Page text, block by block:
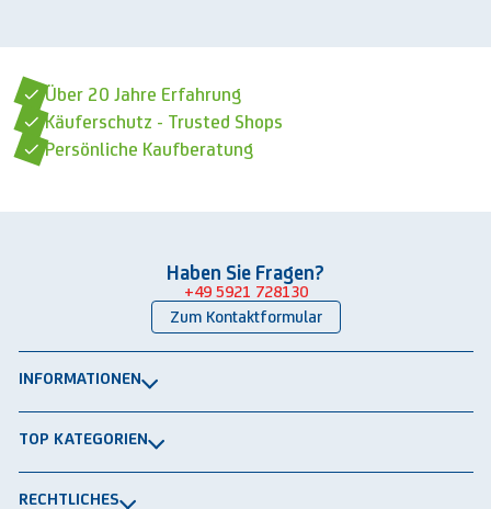
Über 20 Jahre Erfahrung
Käuferschutz - Trusted Shops
Persönliche Kaufberatung
Haben Sie Fragen?
+49 5921 728130
Zum Kontaktformular
INFORMATIONEN
Newsletter
TOP KATEGORIEN
RECHTLICHES